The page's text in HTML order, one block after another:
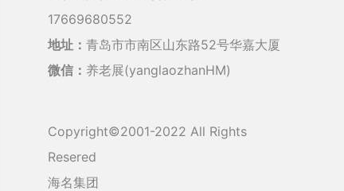
17669680552
地址： 青岛市市南区山东路52号华嘉大厦
微信： 养老展(yanglaozhanHM)
Copyright©2001-2022 All Rights
Resered
海名集团